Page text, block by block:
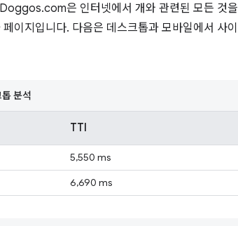
은 인터넷에서 개와 관련된 모든 것을
이지입니다. 다음은 데스크톱과 모바일에서 사이
TTI
5,550 ms
6,690 ms
분석